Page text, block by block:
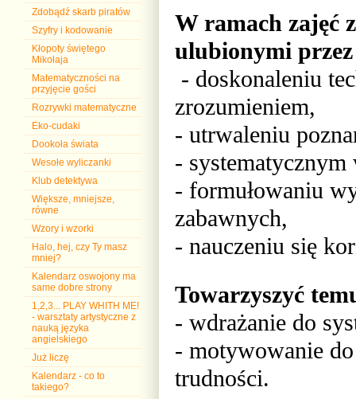
Zdobądź skarb piratów
Szyfry i kodowanie
Kłopoty świętego
Mikołaja
Matematyczności na
przyjęcie gości
Rozrywki matematyczne
Eko-cudaki
Dookoła świata
Wesołe wyliczanki
Klub detektywa
Większe, mniejsze,
równe
Wzory i wzorki
Halo, hej, czy Ty masz
mniej?
Kalendarz oswojony ma
same dobre strony
1,2,3... PLAY WHITH ME!
- warsztaty artystyczne z
nauką języka
angielskiego
Już liczę
Kalendarz - co to
takiego?
W ramach zajęć
ulubionymi
- doskonaleniu
zrozumieniem,
- utrwaleniu
- systematycznym
- formułowaniu
zabawnych,
- nauczeniu się
Towarzyszyć
- wdrażanie do
- motywowanie
trudności.